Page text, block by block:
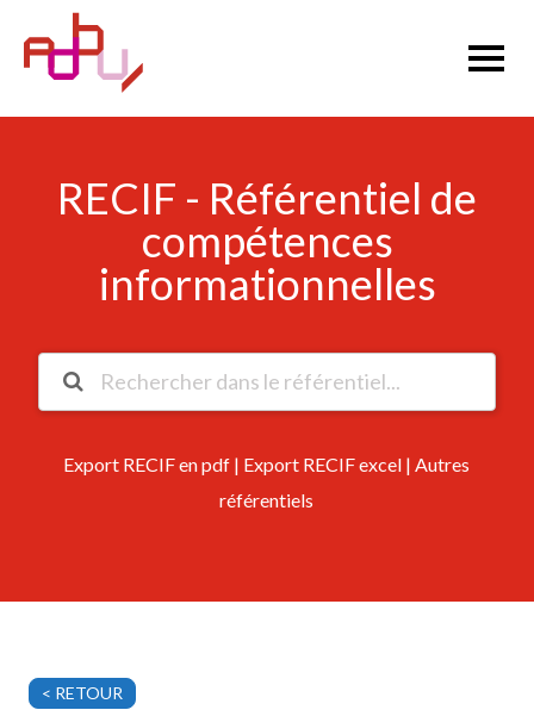
RECIF - Référentiel de
compétences
informationnelles
Export RECIF en pdf | Export RECIF excel |Autres
référentiels
< RETOUR